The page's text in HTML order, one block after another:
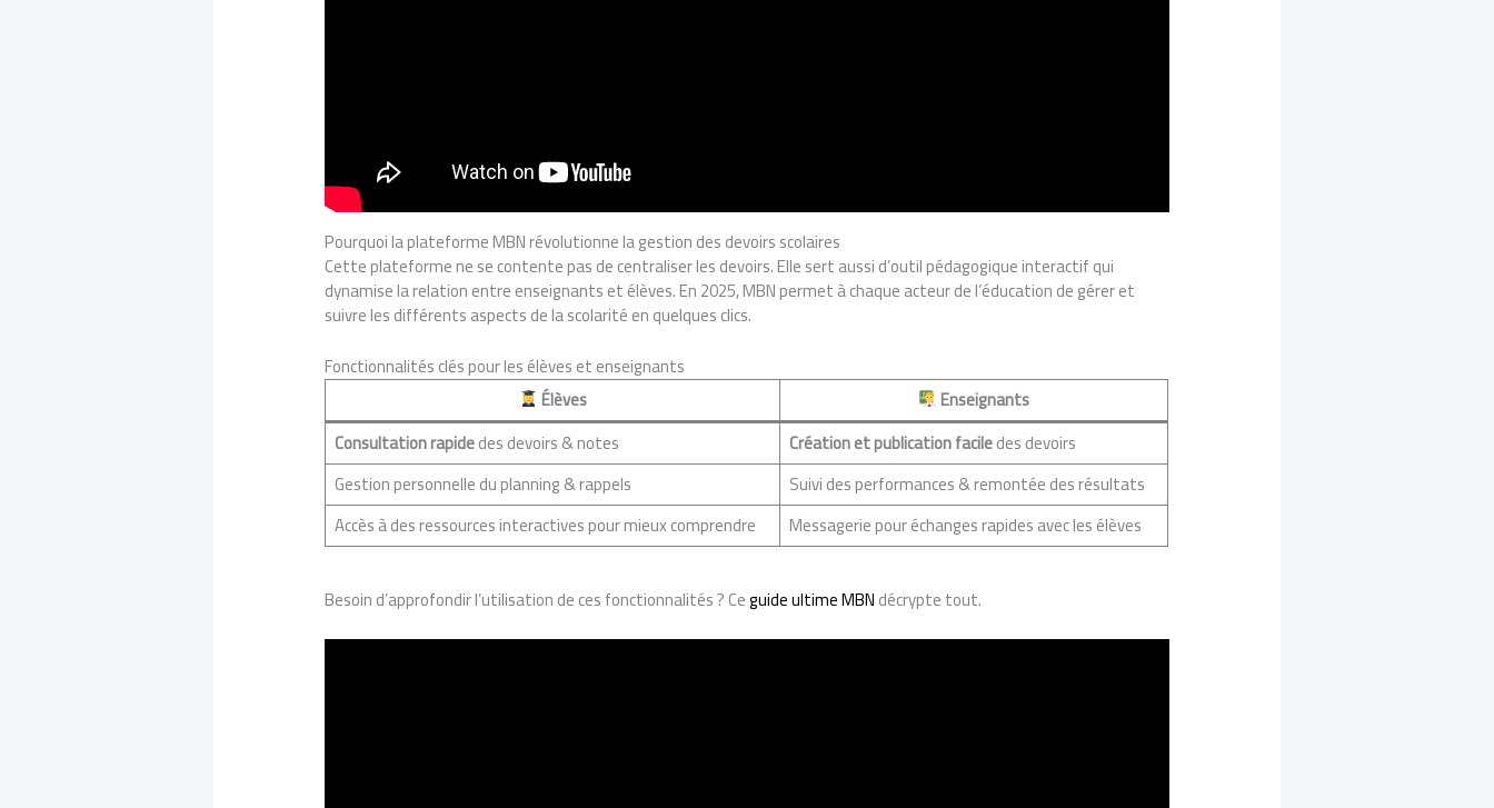
Pourquoi la plateforme MBN révolutionne la gestion des devoirs scolaires
Cette plateforme ne se contente pas de centraliser les devoirs. Elle sert aussi d’outil pédagogique interactif qui
dynamise la relation entre enseignants et élèves. En 2025, MBN permet à chaque acteur de l’éducation de gérer et
suivre les différents aspects de la scolarité en quelques clics.
Fonctionnalités clés pour les élèves et enseignants
Élèves
Enseignants
Consultation rapidedes devoirs & notes Création et publication faciledes devoirs
Gestion personnelle du planning & rappels
Suivi des performances & remontée des résultats
Accès à des ressources interactives pour mieux comprendre
Messagerie pour échanges rapides avec les élèves
Besoin d’approfondir l’utilisation de ces fonctionnalités ? Ceguide ultime MBNdécrypte tout.